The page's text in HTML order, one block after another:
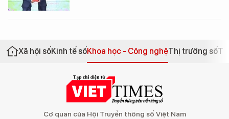
Xã hội sốKinh tế sốKhoa học - Công nghệThị trường số
Cơ quan của Hội Truyền thông số Việt Nam